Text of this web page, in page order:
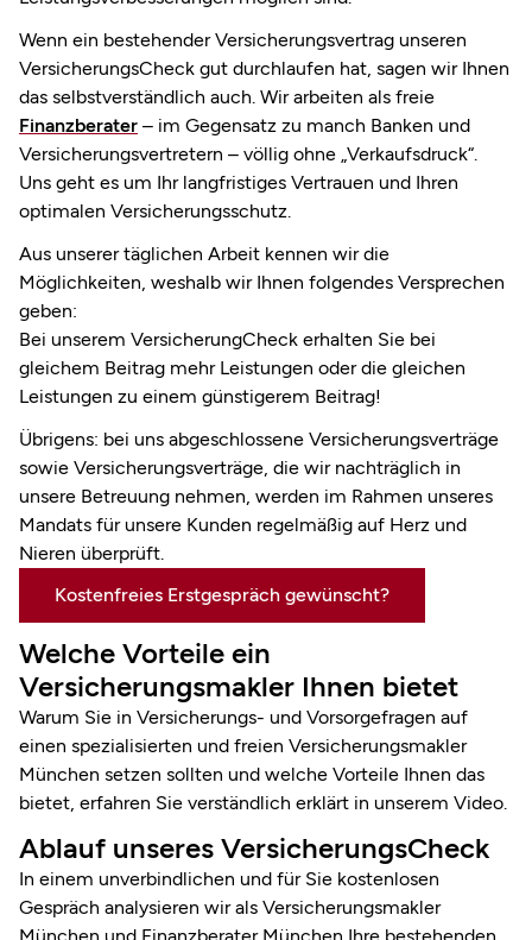
Wenn ein bestehender Versicherungsvertrag unseren
VersicherungsCheck gut durchlaufen hat, sagen wir Ihnen
das selbstverständlich auch. Wir arbeiten als freie
Finanzberater – im Gegensatz zu manch Banken und
Versicherungsvertretern – völlig ohne „Verkaufsdruck“.
Uns geht es um Ihr langfristiges Vertrauen und Ihren
optimalen Versicherungsschutz.
Aus unserer täglichen Arbeit kennen wir die
Möglichkeiten, weshalb wir Ihnen folgendes Versprechen
geben:
Bei unserem VersicherungCheck erhalten Sie bei
gleichem Beitrag mehr Leistungen oder die gleichen
Leistungen zu einem günstigerem Beitrag!
Übrigens: bei uns abgeschlossene Versicherungs­verträge
sowie Versicherungsverträge, die wir nachträglich in
unsere Betreuung nehmen, werden im Rahmen unseres
Mandats für unsere Kunden regelmäßig auf Herz und
Nieren überprüft.
Kostenfreies Erstgespräch gewünscht?
Welche Vorteile ein
Versicherungsmakler Ihnen bietet
Warum Sie in Versicherungs- und Vorsorgefragen auf
einen spezialisierten und freien Versicherungsmakler
München setzen sollten und welche Vorteile Ihnen das
bietet, erfahren Sie verständlich erklärt in unserem Video.
Ablauf unseres VersicherungsCheck
In einem unverbindlichen und für Sie kostenlosen
Gespräch analysieren wir als Versicherungsmakler